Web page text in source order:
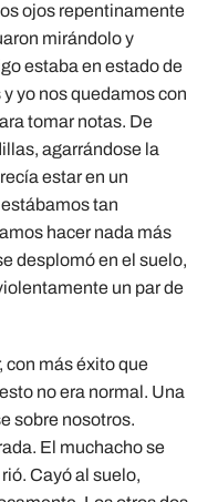
ojos repentinamente
mirándolo y
estaba en estado de
yo nos quedamos con
tomar notas. De
agarrándose la
estar en un
tan
hacer nada más
desplomó en el suelo,
un par de
con más éxito que
no era normal. Una
sobre nosotros.
El muchacho se
Cayó al suelo,